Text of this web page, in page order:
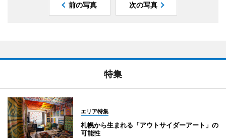
前の写真 次の写真
特集
エリア特集
札幌から生まれる「アウトサイダーアート」の
可能性